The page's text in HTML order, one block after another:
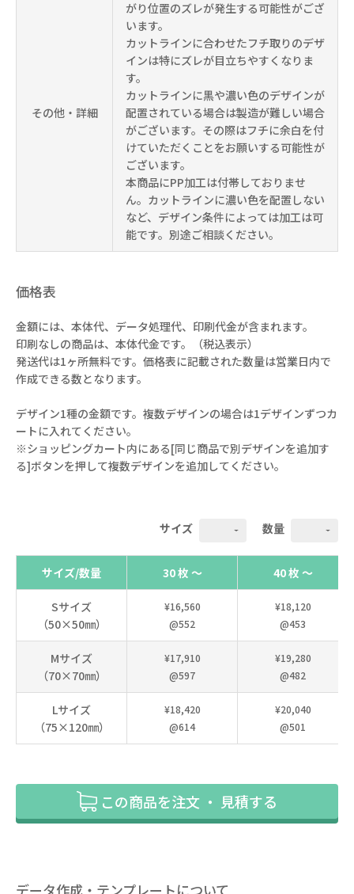
その他・詳細
がり位置のズレが発生する可能性がござ
います。
カットラインに合わせたフチ取りのデザ
インは特にズレが目立ちやすくなりま
す。
カットラインに黒や濃い色のデザインが
配置されている場合は製造が難しい場合
がございます。その際はフチに余白を付
けていただくことをお願いする可能性が
ございます。
本商品にPP加工は付帯しておりませ
ん。カットラインに濃い色を配置しない
など、デザイン条件によっては加工は可
能です。別途ご相談ください。
価格表
金額には、本体代、データ処理代、印刷代金が含まれます。
印刷なしの商品は、本体代金です。（税込表示）
発送代は1ヶ所無料です。価格表に記載された数量は営業日内で
作成できる数となります。
デザイン1種の金額です。複数デザインの場合は1デザインずつカ
ートに入れてください。
※ショッピングカート内にある[同じ商品で別デザインを追加す
る]ボタンを押して複数デザインを追加してください。
サイズ 数量
サイズ/数量 30 枚 ～ 40 枚 ～
Sサイズ
（50×50㎜）
¥16,560
@552
¥18,120
@453
Mサイズ
（70×70㎜）
¥17,910
@597
¥19,280
@482
Lサイズ
（75×120㎜）
¥18,420
@614
¥20,040
@501
この商品を注文 ・ 見積する
データ作成・テンプレートについて